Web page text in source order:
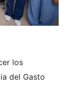
los
del Gasto